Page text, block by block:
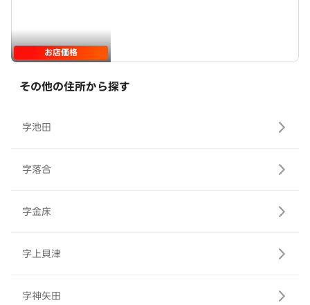
お店価格
その他の住所から探す
字池田
字落合
字金床
字上貝津
字神矢田